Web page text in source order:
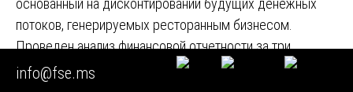
основанный на дисконтировании будущих денежных
потоков, генерируемых ресторанным бизнесом.
Проведен анализ финансовой отчетности за три
предшествующих года, изучены рыночные
info@fse.ms